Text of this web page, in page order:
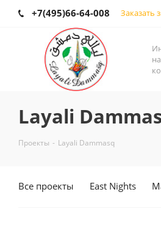
+7(495)66-64-008 Заказать
Layali
Проекты - Layali Dammasq
Все проекты East Nights